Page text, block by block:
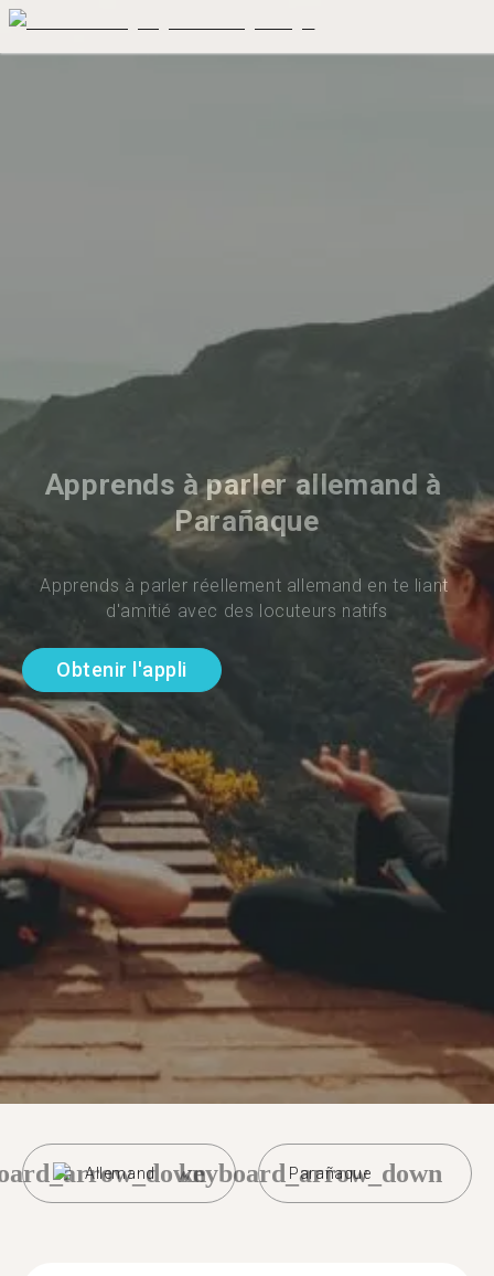
Apprends à parler allemand à
Parañaque
Apprends à parler réellement allemand en te liant
d'amitié avec des locuteurs natifs
Obtenir l'appli
Allemand Parañaque
keyboard_arrow_down